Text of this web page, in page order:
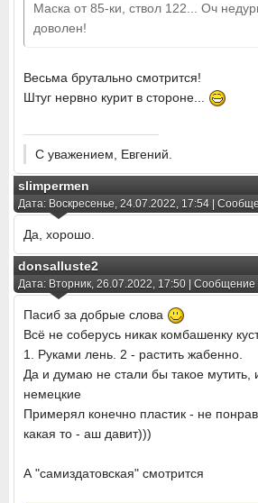
Маска от 85-ки, ствол 122... Оч
доволен!
Весьма брутально смотрится!
Штуг нервно курит в стороне...
С уважением, Евгений.
slimpermen
Дата: Воскресенье, 24.07.2022, 17:54 |
Да, хорошо.
donsalluste2
Дата: Вторник, 26.07.2022, 17:50 | Сообщение
Пасиб за добрые слова
Всё не соберусь никак комбашенку
1. Руками лень. 2 - растить жабенно.
Да и думаю не стали бы такое мутить,
немецкие
Примерял конечно пластик - не
какая то - аш давит)))
А "самиздатовская" смотрится